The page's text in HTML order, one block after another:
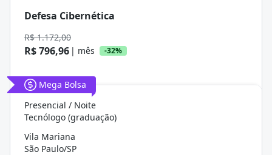
Defesa Cibernética
R$ 1.172,00
R$ 796,96 | mês -32%
Mega Bolsa
Presencial / Noite
Tecnólogo (graduação)
Vila Mariana
São Paulo/SP